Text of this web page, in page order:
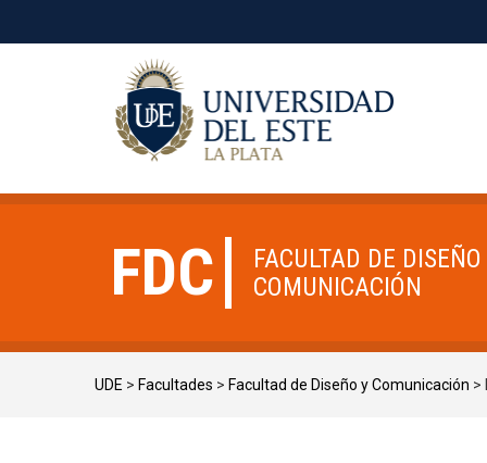
FDC
FACULTAD DE
COMUNICACIÓN
UDE > Facultades > Facultad de Diseño y Comunicación >